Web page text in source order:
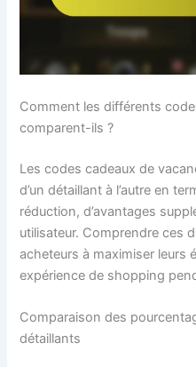
Comment les différents
comparent-ils ?
Les codes cadeaux de
d’un détaillant à l’autre en
réduction, d’avantages
utilisateur. Comprendre ces
acheteurs à maximiser leurs
expérience de shopping
Comparaison des
détaillants